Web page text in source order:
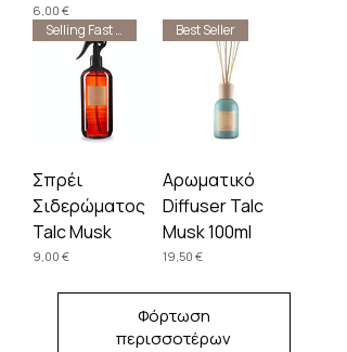
Τιμή
6,00 €
Selling Fast 🔥
Σπρέι
Σιδερώματος
Talc Musk
Τιμή
9,00 €
Best Seller
Αρωματικό
Diffuser Talc
Musk 100ml
Τιμή
19,50 €
Φόρτωση
περισσοτέρων